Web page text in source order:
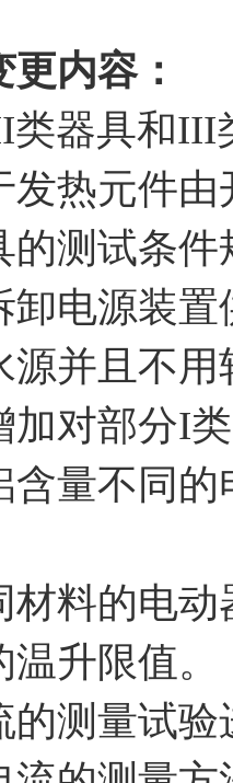
内容：
类器具和III
发热元件
的测试条件
卸电源装
源并且不
加对部分I
含量不同
材料的电
升限值。
的测量试